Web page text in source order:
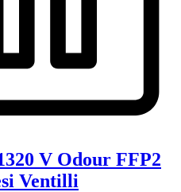
V Odour FFP2
Ventilli